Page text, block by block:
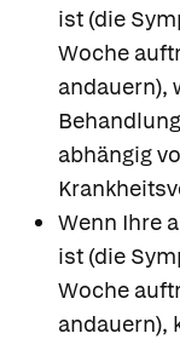
ist (die
Woche
andauern),
abhängig
Wenn Ihre
ist (die
Woche
andauern),